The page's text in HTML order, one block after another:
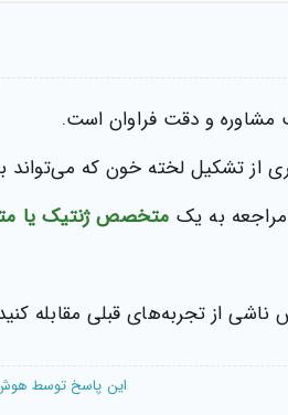
مشاوره و دقت فراوان است.
از تشکیل لخته خون که
به یک متخصص ژنتیک یا
از تجربه‌های قبلی مقابله
این پاسخ توسط